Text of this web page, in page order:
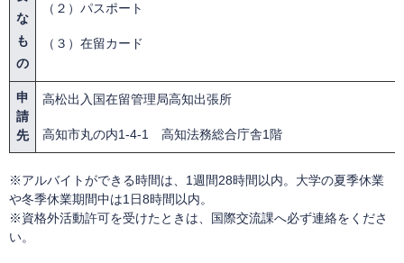
な
も
の
（２）パスポート
（３）在留カード
申
請
先
高松出入国在留管理局高知出張所
高知市丸の内1-4-1 高知法務総合庁舎1階
※アルバイトができる時間は、1週間28時間以内。大学の夏季休業
や冬季休業期間中は1日8時間以内。
※資格外活動許可を受けたときは、国際交流課へ必ず連絡をくださ
い。